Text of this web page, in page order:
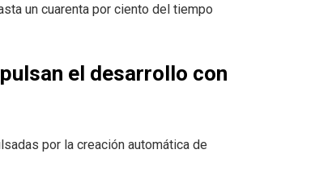
un cuarenta por ciento del tiempo
el desarrollo con
por la creación automática de